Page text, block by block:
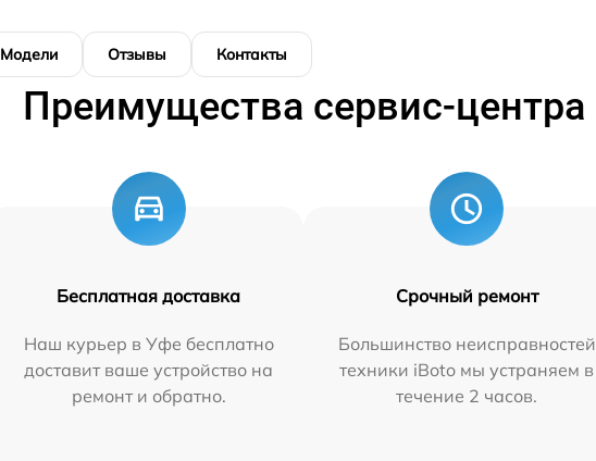
Модели Отзывы Контакты
Преимущества сервис-центра
Бесплатная доставка
Наш курьер в Уфе бесплатно
доставит ваше устройство на
ремонт и обратно.
Срочный ремонт
Большинство неисправностей
техники iBoto мы устраняем в
течение 2 часов.